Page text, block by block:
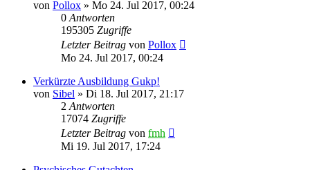
von Pollox » Mo 24. Jul 2017, 00:24
0 Antworten
195305 Zugriffe
Letzter Beitrag von Pollox
Mo 24. Jul 2017, 00:24
Verkürzte Ausbildung Gukp!
von Sibel » Di 18. Jul 2017, 21:17
2 Antworten
17074 Zugriffe
Letzter Beitrag von fmh
Mi 19. Jul 2017, 17:24